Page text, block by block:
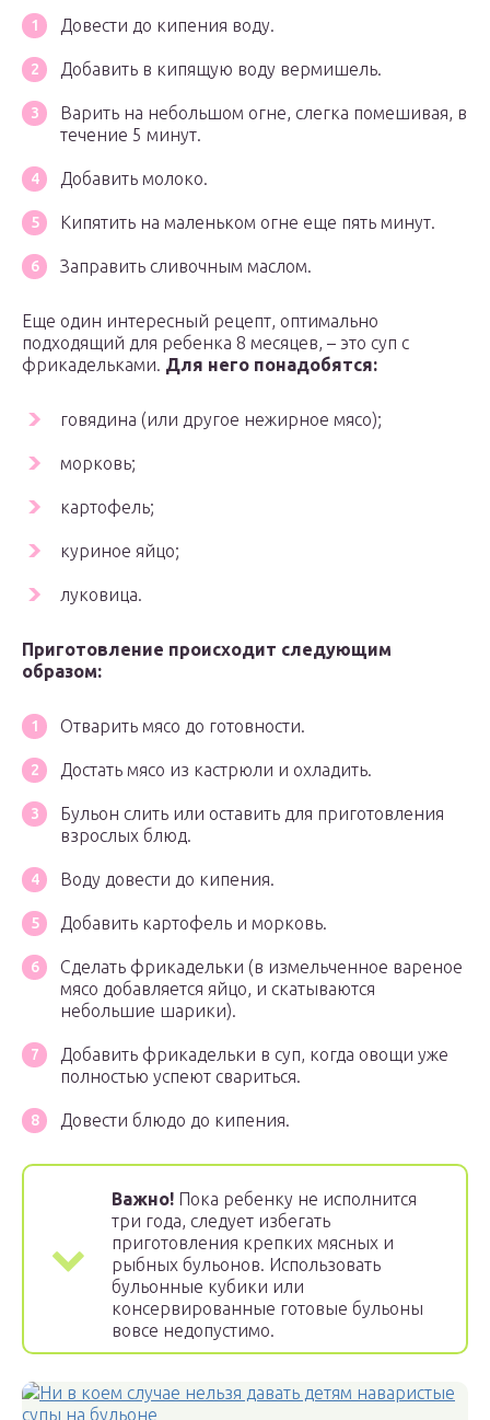
Довести до кипения воду.
Добавить в кипящую воду вермишель.
Варить на небольшом огне, слегка помешивая, в
течение 5 минут.
Добавить молоко.
Кипятить на маленьком огне еще пять минут.
Заправить сливочным маслом.
Еще один интересный рецепт, оптимально
подходящий для ребенка 8 месяцев, – это суп с
фрикадельками. Для него понадобятся:
говядина (или другое нежирное мясо);
морковь;
картофель;
куриное яйцо;
луковица.
Приготовление происходит следующим
образом:
Отварить мясо до готовности.
Достать мясо из кастрюли и охладить.
Бульон слить или оставить для приготовления
взрослых блюд.
Воду довести до кипения.
Добавить картофель и морковь.
Сделать фрикадельки (в измельченное вареное
мясо добавляется яйцо, и скатываются
небольшие шарики).
Добавить фрикадельки в суп, когда овощи уже
полностью успеют свариться.
Довести блюдо до кипения.
Важно! Пока ребенку не исполнится
три года, следует избегать
приготовления крепких мясных и
рыбных бульонов. Использовать
бульонные кубики или
консервированные готовые бульоны
вовсе недопустимо.